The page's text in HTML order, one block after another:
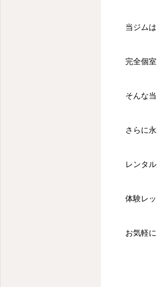
当ジム
完全個
そんな
さらに
レンタ
体験レ
お気軽